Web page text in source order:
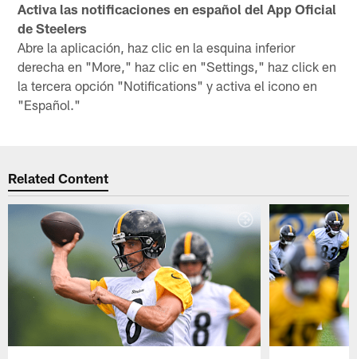
Activa las notificaciones en español del App Oficial
de Steelers
Abre la aplicación, haz clic en la esquina inferior
derecha en "More," haz clic en "Settings," haz click en
la tercera opción "Notifications" y activa el icono en
"Español."
Related Content